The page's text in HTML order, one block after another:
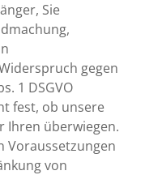
Sie
gegen
1 DSGVO
fest, ob unsere
Ihren überwiegen.
Voraussetzungen
von